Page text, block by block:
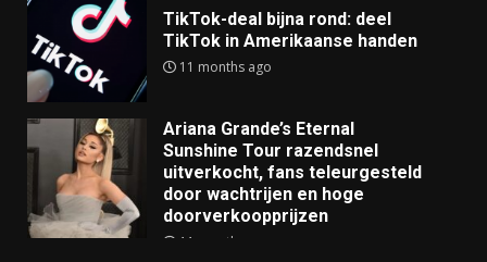
TikTok-deal bijna rond: deel
TikTok in Amerikaanse handen
11 months ago
Ariana Grande’s Eternal
Sunshine Tour razendsnel
uitverkocht, fans teleurgesteld
door wachtrijen en hoge
doorverkoopprijzen
11 months ago